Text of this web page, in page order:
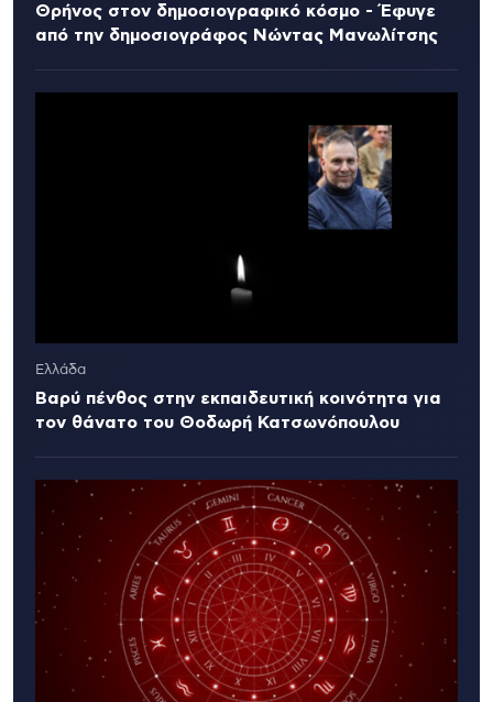
Θρήνος στον δημοσιογραφικό κόσμο - Έφυγε
από την δημοσιογράφος Νώντας Μανωλίτσης
Ελλάδα
Βαρύ πένθος στην εκπαιδευτική κοινότητα για
τον θάνατο του Θοδωρή Κατσωνόπουλου